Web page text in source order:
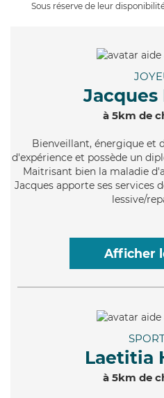
Sous réserve de leur
Jacques
à 5km de
Bienveillant, énergique et
d'expérience et possède un
Maitrisant bien la maladie
Jacques apporte ses services
lessive/
Afficher
Laetitia
à 5km de